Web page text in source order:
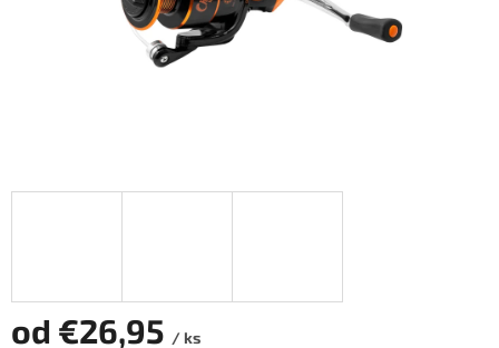
od €26,95 / ks